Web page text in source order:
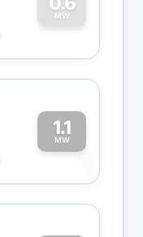
MW
0
1.1
MW1